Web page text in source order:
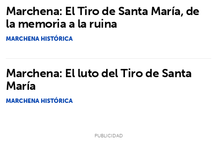
Marchena: El Tiro de Santa María, de
la memoria a la ruina
MARCHENA HISTÓRICA
Marchena: El luto del Tiro de Santa
María
MARCHENA HISTÓRICA